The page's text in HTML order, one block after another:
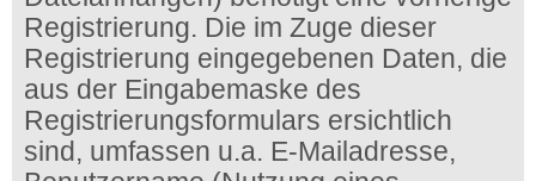
Registrierung. Die im Zuge dieser
Registrierung eingegebenen Daten, die
aus der Eingabemaske des
Registrierungsformulars ersichtlich
sind, umfassen u.a. E-Mailadresse,